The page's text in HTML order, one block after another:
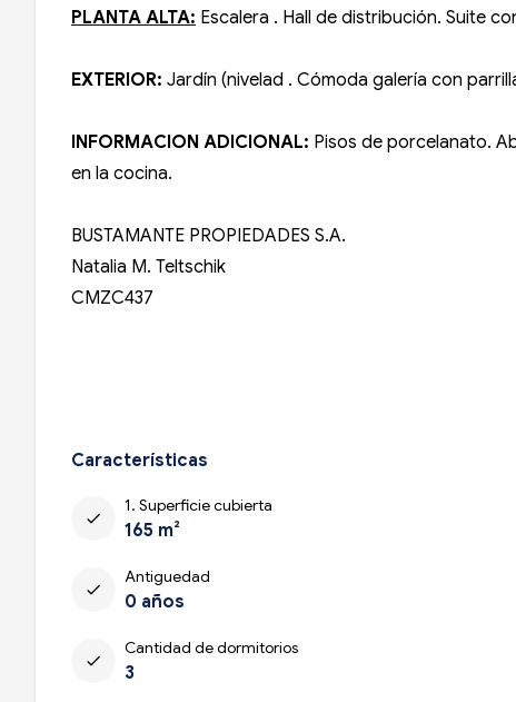
PLANTA ALTA: Escalera . Hall de distribución. Suite
EXTERIOR: Jardín (nivelad . Cómoda galería con
INFORMACION ADICIONAL: Pisos de porcelanato.
en la cocina.
BUSTAMANTE PROPIEDADES S.A.
Natalia M. Teltschik
CMZC437
Características
check
1. Superficie cubierta
165 m²
check
Antiguedad
0 años
check
Cantidad de dormitorios
3